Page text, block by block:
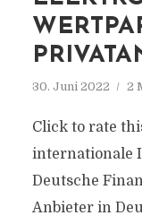
30. Juni 2022 2
Click to rate
internationale
Deutsche
Anbieter in